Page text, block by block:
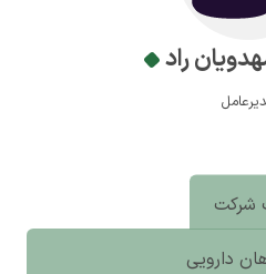
راد
شرکت
دارویی